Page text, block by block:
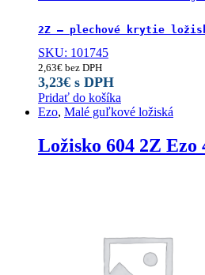
2Z – plechové krytie
SKU: 101745
2,63€ bez DPH
3,23€ s DPH
Pridať do košíka
Ezo, Malé guľkové ložiská
Ložisko 604 2Z Ezo